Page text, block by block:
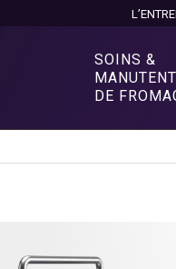
SOINS &
DE